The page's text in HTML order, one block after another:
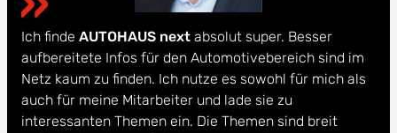
Ich finde AUTOHAUS next absolut super. Besser
aufbereitete Infos für den Automotivebereich sind im
Netz kaum zu finden. Ich nutze es sowohl für mich als
auch für meine Mitarbeiter und lade sie zu
interessanten Themen ein. Die Themen sind breit